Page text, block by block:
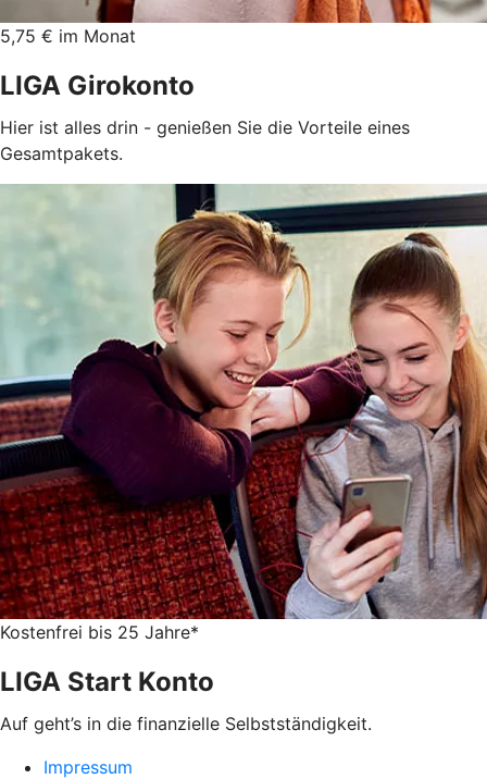
5,75 € im Monat
LIGA Girokonto
Hier ist alles drin - genießen Sie die Vorteile eines
Gesamtpakets.
Kostenfrei bis 25 Jahre*
LIGA Start Konto
Auf geht’s in die finanzielle Selbstständigkeit.
Impressum